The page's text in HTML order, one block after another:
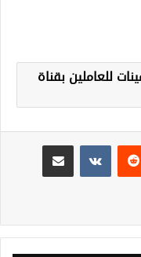
للعاملين بقناة